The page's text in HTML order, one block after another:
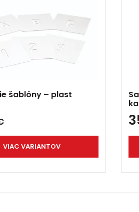
šablóny – plast
VIAC VARIANTOV